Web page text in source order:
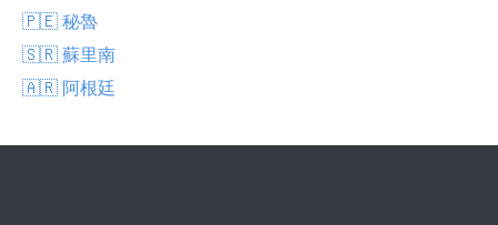
🇵🇪 秘魯
🇸🇷 蘇里南
🇦🇷 阿根廷